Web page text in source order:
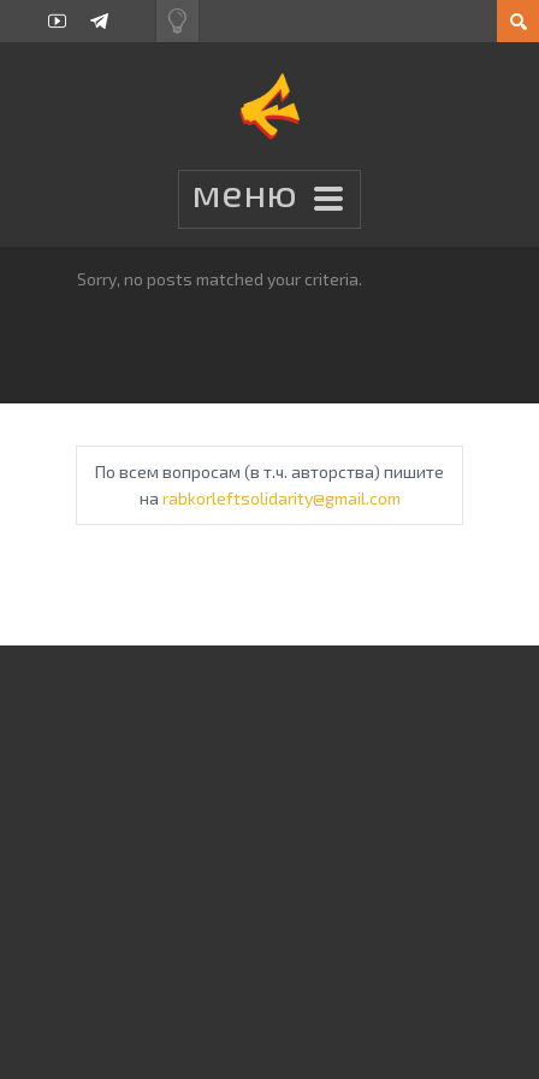
Sorry, no posts matched your criteria.
По всем вопросам (в т.ч. авторства) пишите
на rabkorleftsolidarity@gmail.com